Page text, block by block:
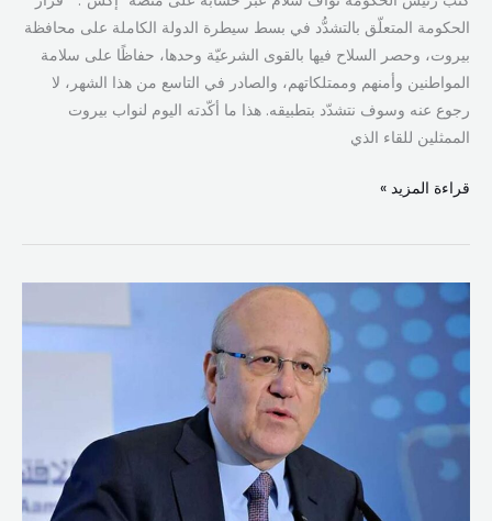
الحكومة المتعلّق بالتشدُّد في بسط سيطرة الدولة الكاملة على محافظة
بيروت، وحصر السلاح فيها بالقوى الشرعيّة وحدها، حفاظًا على سلامة
المواطنين وأمنهم وممتلكاتهم، والصادر في التاسع من هذا الشهر، لا
رجوع عنه وسوف نتشدّد بتطبيقه. هذا ما أكّدته اليوم لنواب بيروت
الممثلين للقاء الذي
قراءة المزيد »
ميقاتي:
قرار
الحرب
والسلم
بيد
الدولة
وعلى